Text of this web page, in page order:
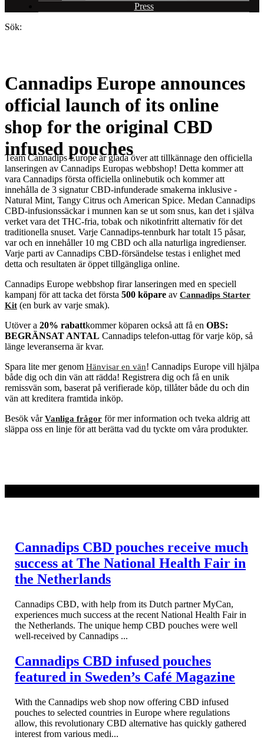
Press
Sök:
Cannadips Europe announces
official launch of its online
shop for the original CBD
infused pouches
Team Cannadips Europe är glada över att tillkännage den officiella
lanseringen av Cannadips Europas webbshop! Detta kommer att
vara Cannadips första officiella onlinebutik och kommer att
innehålla de 3 signatur CBD-infunderade smakerna inklusive -
Natural Mint, Tangy Citrus och American Spice. Medan Cannadips
CBD-infusionssäckar i munnen kan se ut som snus, kan det i själva
verket vara det THC-fria, tobak och nikotinfritt alternativ för det
traditionella snuset. Varje Cannadips-tennburk har totalt 15 påsar,
var och en innehåller 10 mg CBD och alla naturliga ingredienser.
Varje parti av Cannadips CBD-försändelse testas i enlighet med
detta och resultaten är öppet tillgängliga online.
Cannadips Europe webbshop firar lanseringen med en speciell
kampanj för att tacka det första 500 köpare av Cannadips Starter
Kit (en burk av varje smak).
Utöver a 20% rabattkommer köparen också att få en OBS:
BEGRÄNSAT ANTAL Cannadips telefon-uttag för varje köp, så
länge leveranserna är kvar.
Spara lite mer genom Hänvisar en vän! Cannadips Europe vill hjälpa
både dig och din vän att rädda! Registrera dig och få en unik
remissvän som, baserat på verifierade köp, tillåter både du och din
vän att kreditera framtida inköp.
Besök vårVanliga frågor för mer information och tveka aldrig att
släppa oss en linje för att berätta vad du tyckte om våra produkter.
Cannadips CBD pouches receive much
success at The National Health Fair in
the Netherlands
Cannadips CBD, with help from its Dutch partner MyCan,
experiences much success at the recent National Health Fair in
the Netherlands. The unique hemp CBD pouches were well
well-received by Cannadips ...
Cannadips CBD infused pouches
featured in Sweden’s Café Magazine
With the Cannadips web shop now offering CBD infused
pouches to selected countries in Europe where regulations
allow, this revolutionary CBD alternative has quickly gathered
interest from various medi...